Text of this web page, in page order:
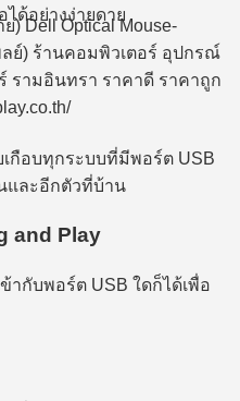
ด้อย่างง่ายดาย
เกือบทุกระบบที่มีพอร์ต USB
และอีกตัวที่บ้าน
and Play
ข้ากับพอร์ต USB ใดก็ได้เพื่อ